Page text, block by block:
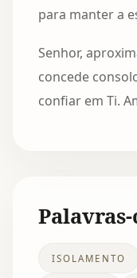
para manter a
Senhor,
concede
confiar em Ti.
ISOLAMENTO